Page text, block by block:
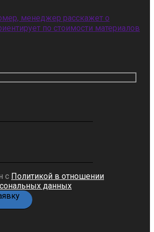
менеджер расскажет о
по стоимости материалов
с Политикой в отношении
данных